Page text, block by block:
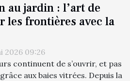
au jardin : l’art de
les frontières avec la
2026 09:26
continuent de s’ouvrir, et pas
aux baies vitrées. Depuis la